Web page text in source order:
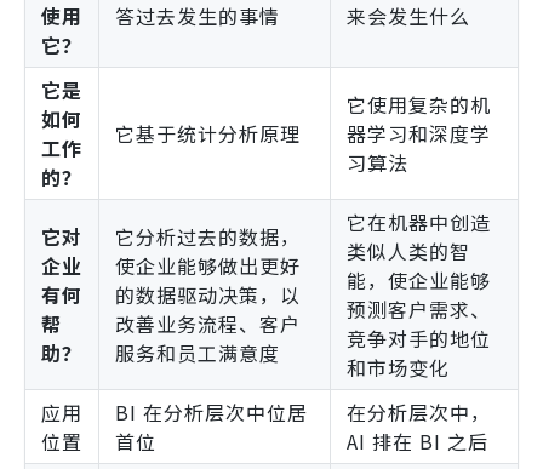
使用
它？
答过去发生的事情
来会发生什么
它是
如何
工作
的？
它基于统计分析原理
它使用复杂的机
器学习和深度学
习算法
它对
企业
有何
帮
助？
它分析过去的数据，
使企业能够做出更好
的数据驱动决策，以
改善业务流程、客户
服务和员工满意度
它在机器中创造
类似人类的智
能，使企业能够
预测客户需求、
竞争对手的地位
和市场变化
应用
位置
BI 在分析层次中位居
首位
在分析层次中，
AI 排在 BI 之后